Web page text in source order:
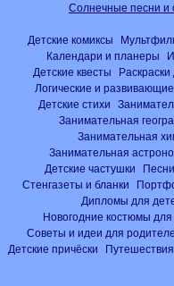
Солнечные песни и
Детские комиксы
Календари и планеры
Детские квесты
Логические и
Детские стихи
Занимательная
Занимательная
Занимательная
Детские частушки
Стенгазеты и бланки
Дипломы для
Новогодние костюмы для
Советы и идеи для
Детские причёски